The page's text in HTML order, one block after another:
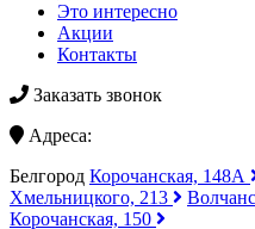
Это интересно
Акции
Контакты
Заказать звонок
Адреса:
Белгород Корочанская, 148А
Хмельницкого, 213
Корочанская, 150